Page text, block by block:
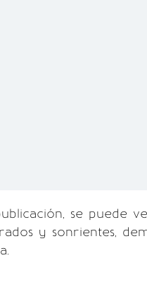
se puede
y sonrientes,